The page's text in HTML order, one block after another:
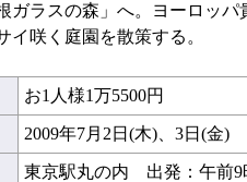
ガラスの森」へ。ヨーロッ
イ咲く庭園を散策する。
お1人様1万5500円
2009年7月2日(木)、3日(金)
東京駅丸の内 出発：午前9